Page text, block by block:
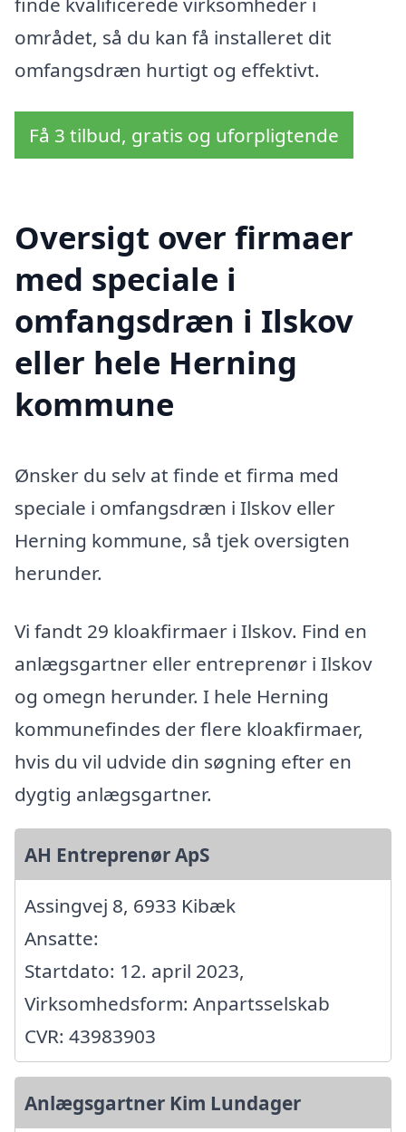
området, så du kan få installeret dit
omfangsdræn hurtigt og effektivt.
Få 3 tilbud, gratis og uforpligtende
Oversigt over firmaer
med speciale i
omfangsdræn i Ilskov
eller hele Herning
kommune
Ønsker du selv at finde et firma med
speciale i omfangsdræn i Ilskov eller
Herning kommune, så tjek oversigten
herunder.
Vi fandt 29 kloakfirmaer i Ilskov. Find en
anlægsgartner eller entreprenør i Ilskov
og omegn herunder. I hele Herning
kommunefindes der flere kloakfirmaer,
hvis du vil udvide din søgning efter en
dygtig anlægsgartner.
AH Entreprenør ApS
Assingvej 8, 6933 Kibæk
Ansatte:
Startdato: 12. april 2023,
Virksomhedsform: Anpartsselskab
CVR: 43983903
Anlægsgartner Kim Lundager